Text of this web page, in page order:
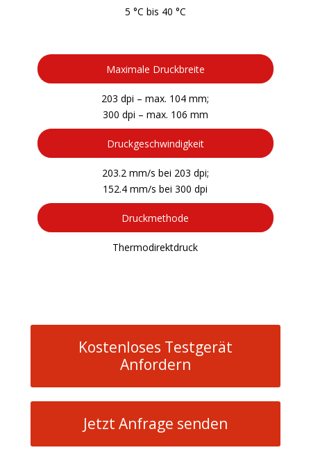
5 °C bis 40 °C
Maximale Druckbreite
203 dpi – max. 104 mm;
300 dpi – max. 106 mm
Druckgeschwindigkeit
203.2 mm/s bei 203 dpi;
152.4 mm/s bei 300 dpi
Druckmethode
Thermodirektdruck
Kostenloses Testgerät
Anfordern
Jetzt Anfrage senden